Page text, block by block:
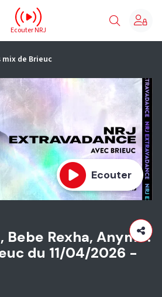
Ecouter NRJ
mix de Brieuc
Ecouter
Bebe Rexha, Anyma :
du 11/04/2026 -